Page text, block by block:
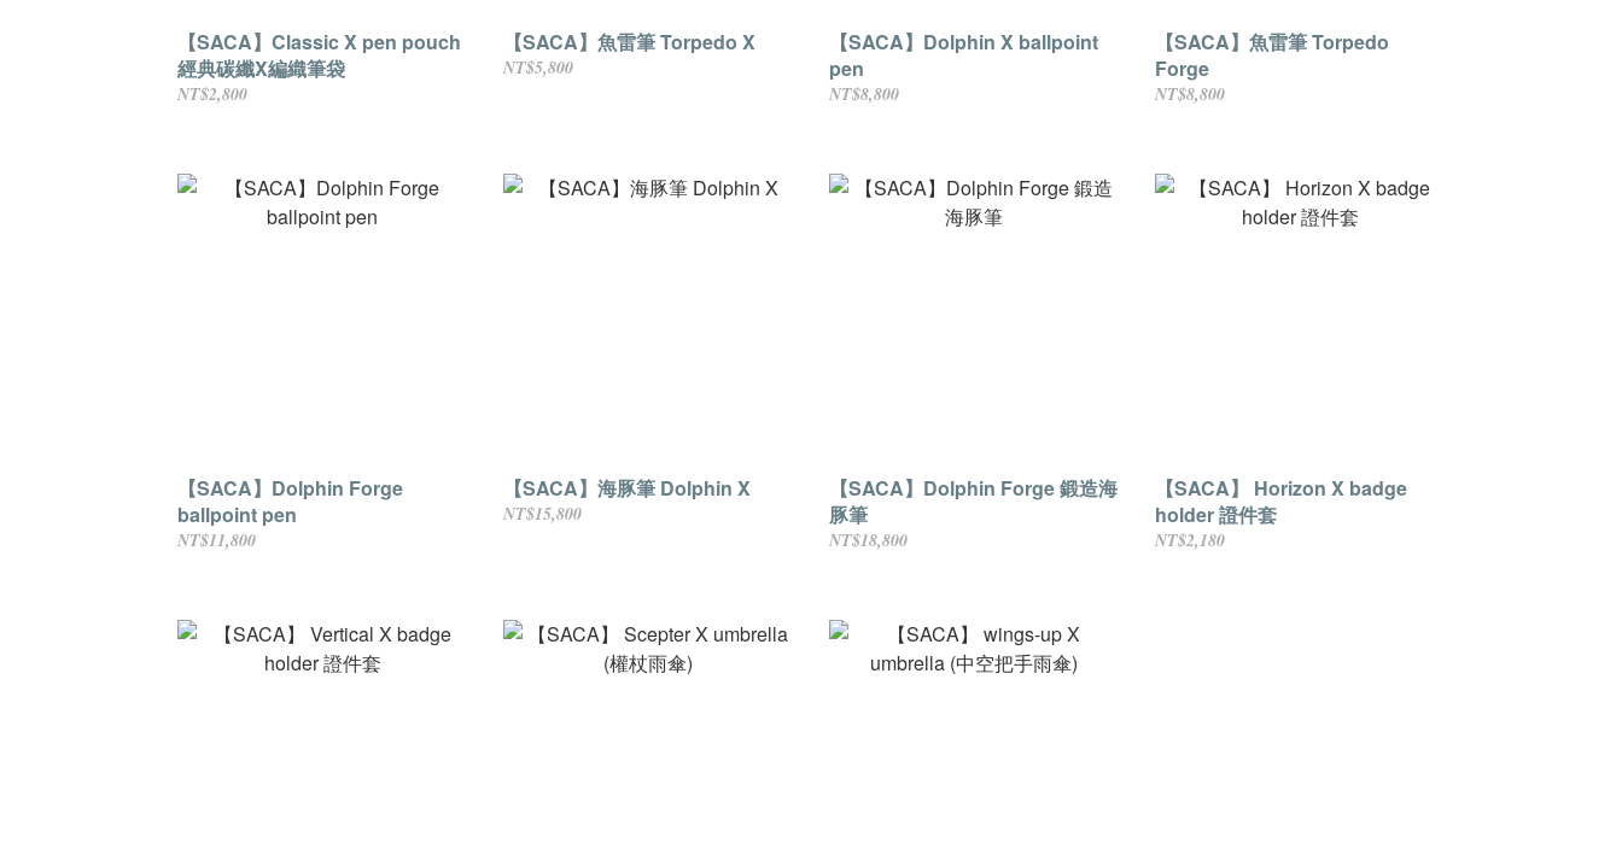
【SACA】Classic X pen pouch
經典碳纖X編織筆袋
NT$2,800
【SACA】魚雷筆 Torpedo X
NT$5,800
【SACA】Dolphin X ballpoint
pen
NT$8,800
【SACA】魚雷筆 Torpedo
Forge
NT$8,800
【SACA】Dolphin Forge
ballpoint pen
NT$11,800
【SACA】海豚筆 Dolphin X
NT$15,800
【SACA】Dolphin Forge 鍛造海
豚筆
NT$18,800
【SACA】 Horizon X badge
holder 證件套
NT$2,180